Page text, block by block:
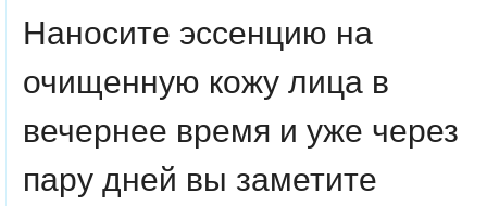
Наносите эссенцию на
очищенную кожу лица в
вечернее время и уже через
пару дней вы заметите